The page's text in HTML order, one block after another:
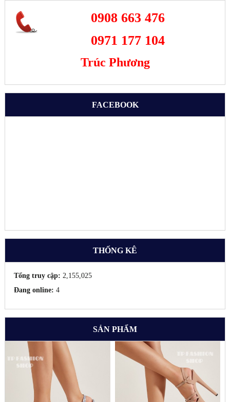
0908 663 476
0971 177 104
Trúc Phương
FACEBOOK
THỐNG KÊ
Tổng truy cập: 2,155,025
Đang online: 4
SẢN PHẨM